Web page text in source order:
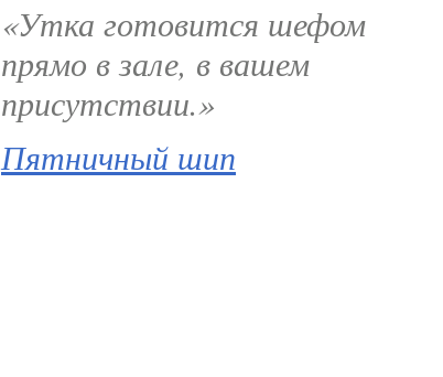
«Утка готовится шефом
прямо в зале, в вашем
присутствии.»
Пятничный шип